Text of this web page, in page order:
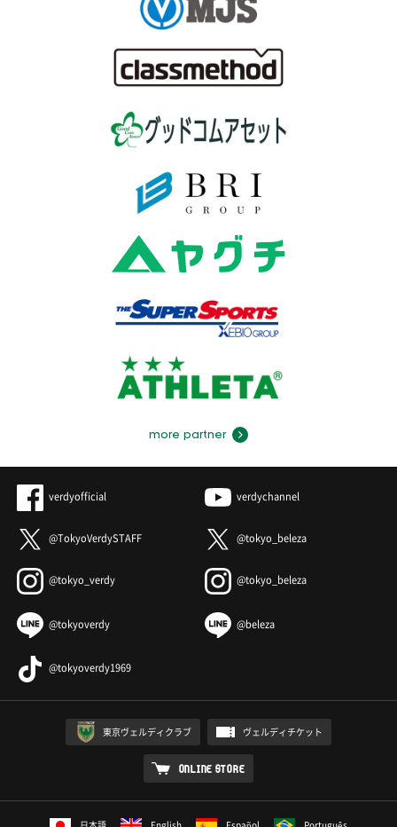
more partner
verdyofficial verdychannel
@TokyoVerdySTAFF @tokyo_beleza
@tokyo_verdy @tokyo_beleza
@tokyoverdy @beleza
@tokyoverdy1969
東京ヴェルディクラブ ヴェルディチケット
ONLINE STORE